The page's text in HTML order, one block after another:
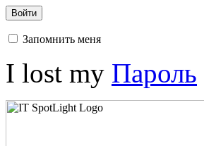
Войти
Запомнить меня
I lost my Пароль